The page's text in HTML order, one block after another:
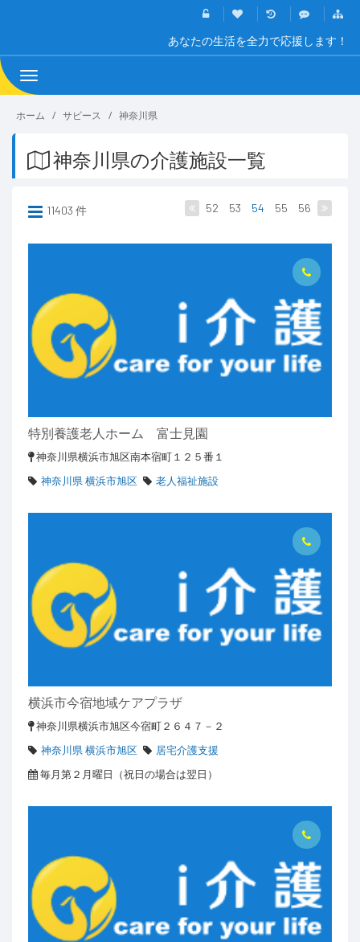
あなたの生活を全力で応援します！
Toggle
navigation
ホーム サビース 神奈川県
神奈川県の介護施設一覧
11403 件 52 53 54 55 56
特別養護老人ホーム 富士見園
神奈川県横浜市旭区南本宿町１２５番１
神奈川県 横浜市旭区
老人福祉施設
横浜市今宿地域ケアプラザ
神奈川県横浜市旭区今宿町２６４７－２
神奈川県 横浜市旭区
居宅介護支援
毎月第２月曜日（祝日の場合は翌日）